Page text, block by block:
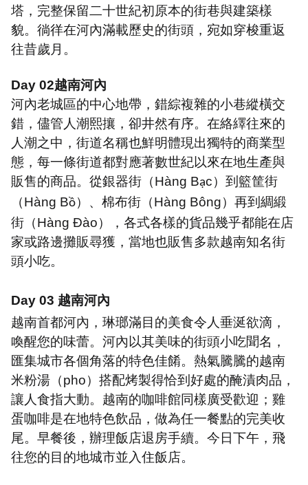
塔，完整保留二十世紀初原本的街巷與建築樣
貌。徜徉在河內滿載歷史的街頭，宛如穿梭重返
往昔歲月。
Day 02越南河內
河內老城區的中心地帶，錯綜複雜的小巷縱橫交
錯，儘管人潮熙攘，卻井然有序。在絡繹往來的
人潮之中，街道名稱也鮮明體現出獨特的商業型
態，每一條街道都對應著數世紀以來在地生產與
販售的商品。從銀器街（Hàng Bạc）到籃筐街
（Hàng Bồ）、棉布街（Hàng Bông）再到綢緞
街（Hàng Đào），各式各樣的貨品幾乎都能在店
家或路邊攤販尋獲，當地也販售多款越南知名街
頭小吃。
Day 03 越南河內
越南首都河內，琳瑯滿目的美食令人垂涎欲滴，
喚醒您的味蕾。河內以其美味的街頭小吃聞名，
匯集城市各個角落的特色佳餚。熱氣騰騰的越南
米粉湯（pho）搭配烤製得恰到好處的醃漬肉品，
讓人食指大動。越南的咖啡館同樣廣受歡迎；雞
蛋咖啡是在地特色飲品，做為任一餐點的完美收
尾。早餐後，辦理飯店退房手續。今日下午，飛
往您的目的地城市並入住飯店。